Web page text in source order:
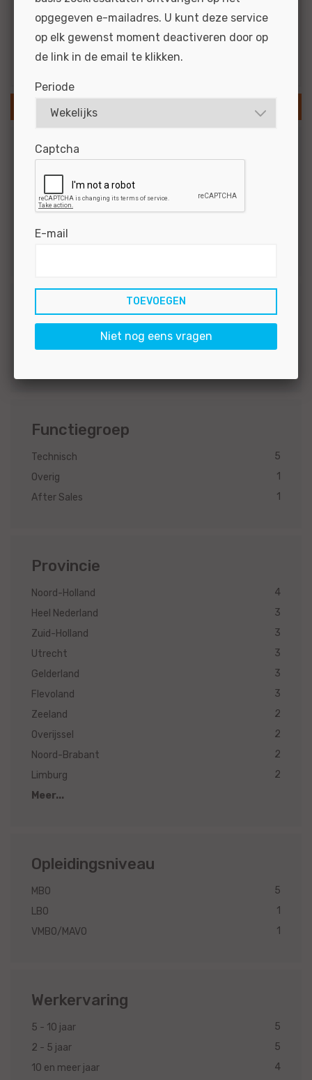
1e automonteur
Resultaten via e-mail
Branche
Personenauto's
Merk
Functiegroep
Technisch
5
Overig
1
After Sales
1
Provincie
Noord-Holland
4
Heel Nederland
3
Zuid-Holland
3
Utrecht
3
Gelderland
3
Flevoland
3
Zeeland
2
Overijssel
2
Noord-Brabant
2
Limburg
2
Meer...
Opleidingsniveau
MBO
5
LBO
1
VMBO/MAVO
1
Werkervaring
5 - 10 jaar
5
2 - 5 jaar
5
10 en meer jaar
4
opgegeven e-mailadres. U kunt deze service
op elk gewenst moment deactiveren door op
de link in de email te klikken.
Periode
Captcha
E-mail
Niet nog eens vragen